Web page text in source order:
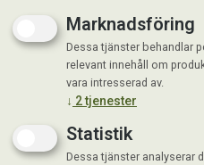
Marknadsföring
Dessa tjänster behandlar
relevant innehåll om
vara intresserad av.
↓ 2tjenester
Statistik
Dessa tjänster analyserar